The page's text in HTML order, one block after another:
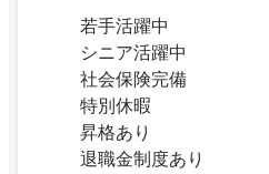
若手活躍中
シニア活躍中
社会保険完備
特別休暇
昇格あり
退職金制度あり